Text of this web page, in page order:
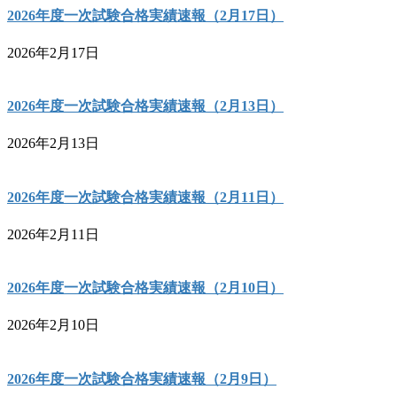
2026年度一次試験合格実績速報（2月17日）
2026年2月17日
2026年度一次試験合格実績速報（2月13日）
2026年2月13日
2026年度一次試験合格実績速報（2月11日）
2026年2月11日
2026年度一次試験合格実績速報（2月10日）
2026年2月10日
2026年度一次試験合格実績速報（2月9日）